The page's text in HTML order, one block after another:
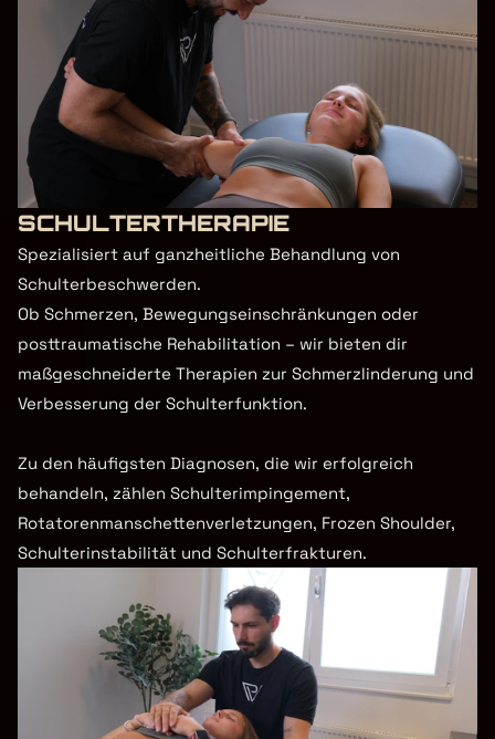
SCHULTERTHERAPIE
Spezialisiert auf ganzheitliche Behandlung von
Schulterbeschwerden.
Ob Schmerzen, Bewegungseinschränkungen oder
posttraumatische Rehabilitation – wir bieten dir
maßgeschneiderte Therapien zur Schmerzlinderung und
Verbesserung der Schulterfunktion.
Zu den häufigsten Diagnosen, die wir erfolgreich
behandeln, zählen Schulterimpingement,
Rotatorenmanschettenverletzungen, Frozen Shoulder,
Schulterinstabilität und Schulterfrakturen.